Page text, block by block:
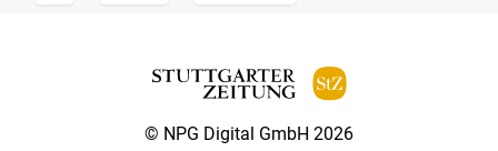
© NPG Digital GmbH 2026